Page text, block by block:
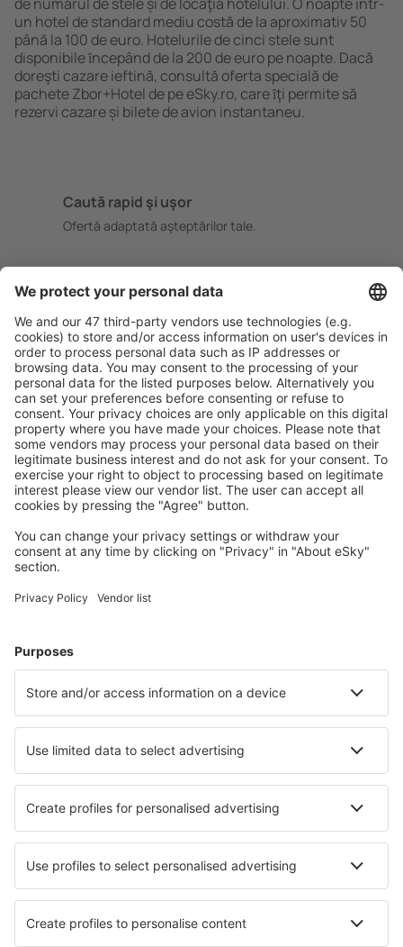
un hotel de standard mediu costă de la aproximativ 50
până la 100 de euro. Hotelurile de cinci stele sunt
disponibile ȋncepând de la 200 de euro pe noapte. Dacă
doreşti cazare ieftină, consultă oferta specială de
pachete Zbor+Hotel de pe eSky.ro, care ȋţi permite să
rezervi cazare și bilete de avion instantaneu.
Caută rapid şi uşor
Ofertă adaptată aşteptărilor tale.
Rezervare fără griji cu opțiune gratuită de anulare.
Economiseşte mai mult
Prețuri atractive și oferte speciale pentru utilizatorii
conectați.
Cazarea preferată
Alege din peste 1,3 mil. de opţiuni: hoteluri, cabane,
apartamente și altele.
Cele mai căutate hoteluri de către utilizatorii eSky
Hoteluri în Columbia - Orașe populare
Hoteluri în Santa Marta
Hoteluri în Medelin Hoteluri în Cuítiva
Hoteluri în Isla Palma Hoteluri în Puerto Nariño
Hoteluri Gaira Hoteluri în Barichara
Cele mai bune hoteluri - orașe
Hoteluri în Bortyatin Hoteluri în Killearn
Hoteluri în Navalosa Hoteluri în Dwarka